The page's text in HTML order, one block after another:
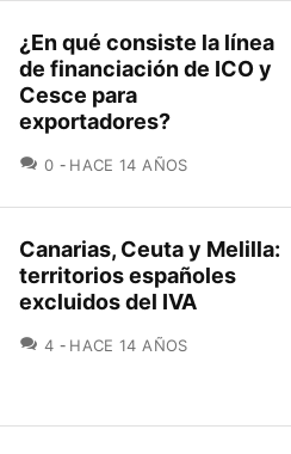
¿En qué consiste la línea
de financiación de ICO y
Cesce para
exportadores?
0 COMENTARIOS
HACE 14 AÑOS
Canarias, Ceuta y Melilla:
territorios españoles
excluidos del IVA
4 COMENTARIOS
HACE 14 AÑOS